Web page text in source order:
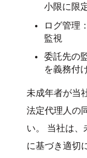
小限に限
ログ管理
監視
委託先の
を義務付
未成年者が当
法定代理人の
い。 当社は、
に基づき適切